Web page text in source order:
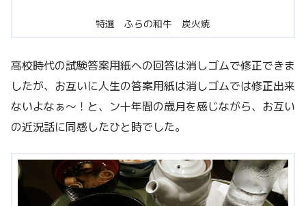
特選 ふらの和牛 炭火焼
高校時代の試験答案用紙への回答は消しゴムで修正できま
したが、お互いに人生の答案用紙は消しゴムでは修正出来
ないよなぁ～！と、ン十年間の歳月を感じながら、お互い
の近況話に同感したひと時でした。